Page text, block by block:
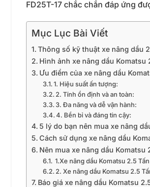
FD25T-17 chắc chắn đáp ứng
Mục Lục Bài Viết
Thông số kỹ thuật xe nâng dầu
Hình ảnh xe nâng dầu Komatsu
Ưu điểm của xe nâng dầu
1. Hiệu suất ấn tượng:
2. Tính ổn định và an toàn:
3. Đa năng và dễ vận hành:
4. Bền bỉ và đáng tin cậy:
5 lý do bạn nên mua xe nâng
Cách sử dụng xe nâng dầu
Nên mua xe nâng dầu Komatsu
1.Xe nâng dầu Komatsu 2.5
2. Xe nâng dầu Komatsu 2.5
Báo giá xe nâng dầu Komatsu